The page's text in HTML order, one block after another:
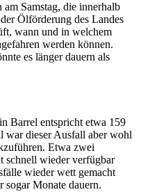
Samstag, die innerhalb
Ölförderung des Landes
wann und in welchem
werden können.
es länger dauern als
Barrel entspricht etwa 159
war dieser Ausfall aber wohl
Etwa zwei
schnell wieder verfügbar
wieder wett gemacht
sogar Monate dauern.